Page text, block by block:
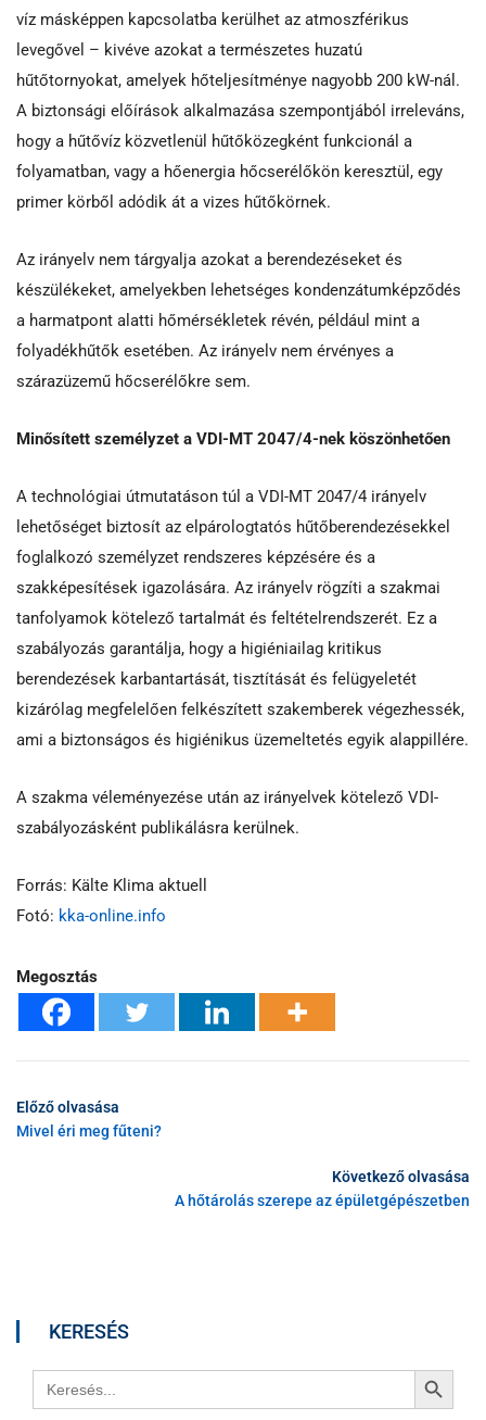
víz másképpen kapcsolatba kerülhet az atmoszférikus
levegővel – kivéve azokat a természetes huzatú
hűtőtornyokat, amelyek hőteljesítménye nagyobb 200 kW-nál.
A biztonsági előírások alkalmazása szempontjából irreleváns,
hogy a hűtővíz közvetlenül hűtőközegként funkcionál a
folyamatban, vagy a hőenergia hőcserélőkön keresztül, egy
primer körből adódik át a vizes hűtőkörnek.
Az irányelv nem tárgyalja azokat a berendezéseket és
készülékeket, amelyekben lehetséges kondenzátumképződés
a harmatpont alatti hőmérsékletek révén, például mint a
folyadékhűtők esetében. Az irányelv nem érvényes a
szárazüzemű hőcserélőkre sem.
Minősített személyzet a VDI-MT 2047/4-nek köszönhetően
A technológiai útmutatáson túl a VDI-MT 2047/4 irányelv
lehetőséget biztosít az elpárologtatós hűtőberendezésekkel
foglalkozó személyzet rendszeres képzésére és a
szakképesítések igazolására. Az irányelv rögzíti a szakmai
tanfolyamok kötelező tartalmát és feltételrendszerét. Ez a
szabályozás garantálja, hogy a higiéniailag kritikus
berendezések karbantartását, tisztítását és felügyeletét
kizárólag megfelelően felkészített szakemberek végezhessék,
ami a biztonságos és higiénikus üzemeltetés egyik alappillére.
A szakma véleményezése után az irányelvek kötelező VDI-
szabályozásként publikálásra kerülnek.
Forrás: Kälte Klima aktuell
Fotó: kka-online.info
Megosztás
Előző olvasása
Mivel éri meg fűteni?
Következő olvasása
A hőtárolás szerepe az épületgépészetben
KERESÉS
Search
for:
Search Button